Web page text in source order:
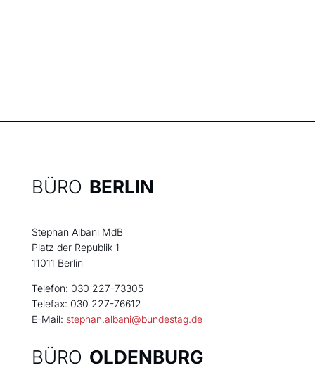
BÜRO BERLIN
Stephan Albani MdB
Platz der Republik 1
11011 Berlin
Telefon: 030 227-73305
Telefax: 030 227-76612
E-Mail: stephan.albani@bundestag.de
BÜRO OLDENBURG